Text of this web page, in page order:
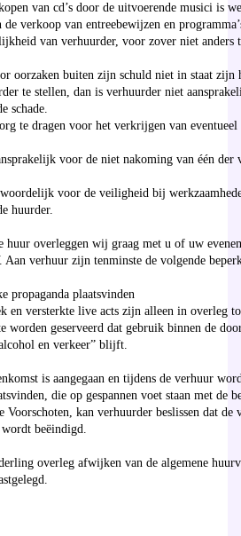
van cd’s door de uitvoerende musici is
verkoop van entreebewijzen en
van verhuurder, voor zover niet anders
oorzaken buiten zijn schuld niet in staat zijn
te stellen, dan is verhuurder niet
schade.
te dragen voor het verkrijgen van eventueel
voor de niet nakoming van één der
voor de veiligheid bij
huurder.
huur overleggen wij graag met u of uw
verhuur zijn tenminste de volgende
plaatsvinden
versterkte live acts zijn alleen in overleg
geserveerd dat gebruik binnen de
en verkeer” blijft.
is aangegaan en tijdens de verhuur
die op gespannen voet staan met de
kan verhuurder beslissen dat de
beëindigd.
overleg afwijken van de algemene